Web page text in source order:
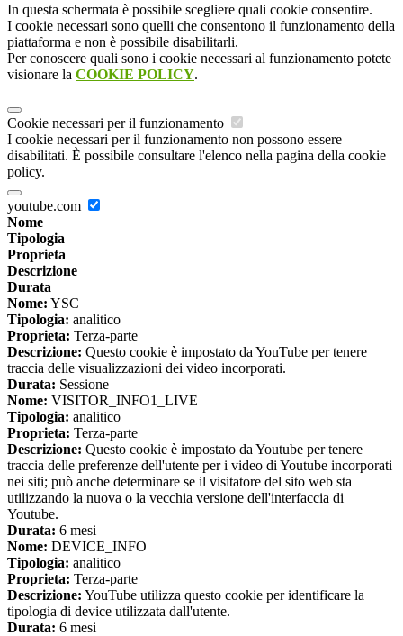
In questa schermata è possibile scegliere quali cookie consentire.
I cookie necessari sono quelli che consentono il funzionamento della
piattaforma e non è possibile disabilitarli.
Per conoscere quali sono i cookie necessari al funzionamento potete
visionare la COOKIE POLICY.
Cookie necessari per il funzionamento
I cookie necessari per il funzionamento non possono essere
disabilitati. È possibile consultare l'elenco nella pagina della cookie
policy.
youtube.com
Nome
Tipologia
Proprieta
Descrizione
Durata
Nome: YSC
Tipologia: analitico
Proprieta: Terza-parte
Descrizione: Questo cookie è impostato da YouTube per tenere
traccia delle visualizzazioni dei video incorporati.
Durata: Sessione
Nome: VISITOR_INFO1_LIVE
Tipologia: analitico
Proprieta: Terza-parte
Descrizione: Questo cookie è impostato da Youtube per tenere
traccia delle preferenze dell'utente per i video di Youtube incorporati
nei siti; può anche determinare se il visitatore del sito web sta
utilizzando la nuova o la vecchia versione dell'interfaccia di
Youtube.
Durata: 6 mesi
Nome: DEVICE_INFO
Tipologia: analitico
Proprieta: Terza-parte
Descrizione: YouTube utilizza questo cookie per identificare la
tipologia di device utilizzata dall'utente.
Durata: 6 mesi